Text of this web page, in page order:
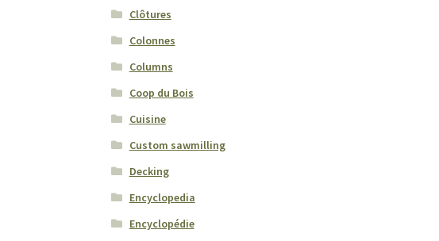
Clôtures
Colonnes
Columns
Coop du Bois
Cuisine
Custom sawmilling
Decking
Encyclopedia
Encyclopédie